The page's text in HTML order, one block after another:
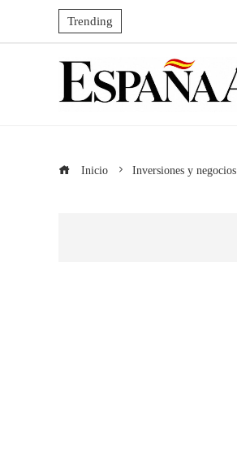
Trending
Inicio Inversiones y negocios